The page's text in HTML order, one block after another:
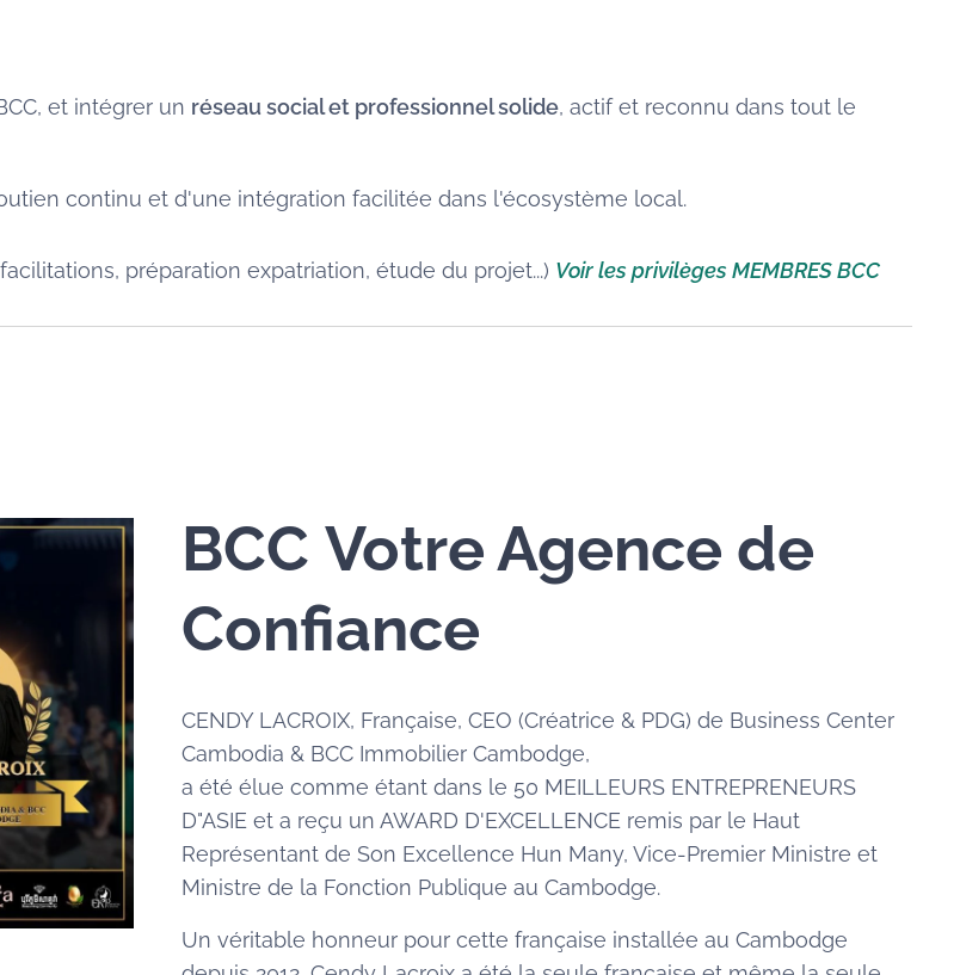
et intégrer un réseau social et professionnel solide, actif et reconnu dans tout le
continu et d'une intégration facilitée dans l'écosystème local.
préparation expatriation, étude du projet...) Voir les privilèges MEMBRES BCC
BCC Votre Agence de
Confiance
CENDY LACROIX, Française, CEO (Créatrice & PDG) de Business Center
Cambodia & BCC Immobilier Cambodge,
a été élue comme étant dans le 50 MEILLEURS ENTREPRENEURS
D"ASIE et a reçu un AWARD D'EXCELLENCE remis par le Haut
Représentant de Son Excellence Hun Many, Vice-Premier Ministre et
Ministre de la Fonction Publique au Cambodge.
Un véritable honneur pour cette française installée au Cambodge